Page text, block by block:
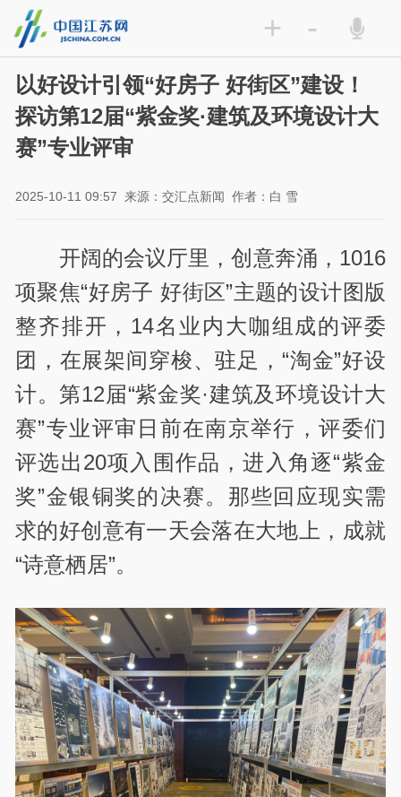
+ -
以好设计引领“好房子 好街区”建设！
探访第12届“紫金奖·建筑及环境设计大
赛”专业评审
2025-10-11 09:57 来源：交汇点新闻 作者：白 雪
开阔的会议厅里，创意奔涌，1016
项聚焦“好房子 好街区”主题的设计图版
整齐排开，14名业内大咖组成的评委
团，在展架间穿梭、驻足，“淘金”好设
计。第12届“紫金奖·建筑及环境设计大
赛”专业评审日前在南京举行，评委们
评选出20项入围作品，进入角逐“紫金
奖”金银铜奖的决赛。那些回应现实需
求的好创意有一天会落在大地上，成就
“诗意栖居”。